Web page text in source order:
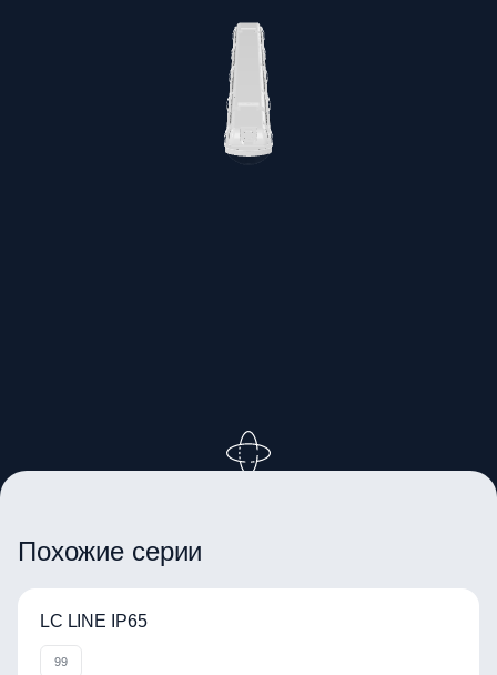
Похожие серии
LC LINE IP65
99